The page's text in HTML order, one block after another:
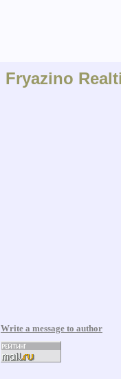
Fryazino
Write a message to author